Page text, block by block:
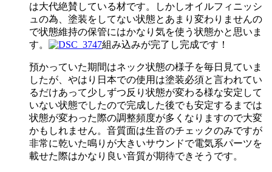
は大代絶賛している材です。しかしオイルフィニッシ
ュの為、塗装をしてない状態とあまり変わりませんの
で状態維持の保管にはかなり気を使う状態かと思いま
す。
組み込みが完了し完成です！
預かっていた期間はネック状態の様子を毎日見ていま
したが、やはり日本での使用は塗装必須と言われてい
るだけあって少しずつ反り状態が変わる様な安定して
いない状態でしたので完成した後でも安定するまでは
状態が変わった際の調整頻度が多くなりますので大変
かもしれません。音質面は生音のチェックのみですが
非常に乾いた鳴りが大きいサウンドで電気系パーツを
載せた際はかなり良い音質が期待できそうです。